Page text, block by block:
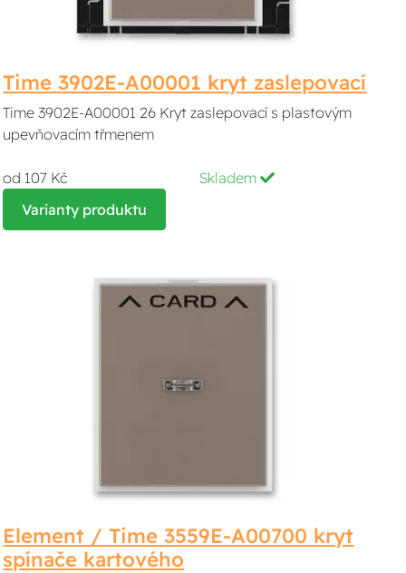
Time 3902E-A00001 kryt zaslepovací
Time 3902E-A00001 26 Kryt zaslepovací s plastovým
upevňovacím třmenem
od 107 Kč
Skladem
Varianty produktu
Element / Time 3559E-A00700 kryt
spínače kartového